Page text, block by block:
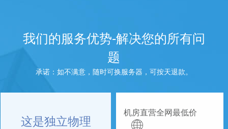
我们的服务优势-解决您的所有问
题
承诺：如不满意，随时可换服务器，可按天退款。
这是独立物理
机房直营全网最低价